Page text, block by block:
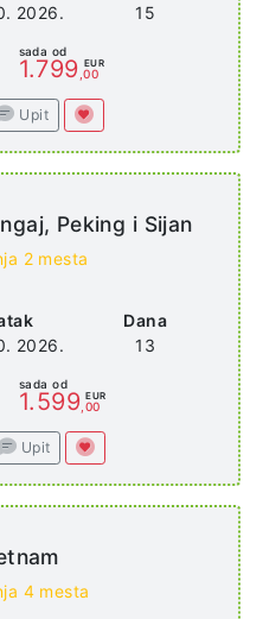
2026.
15
sada od
1.799 EUR
,00
Upit
2026.
Dana
13
Peking i Sijan
2 mesta
sada od
1.599 EUR
,00
Upit
4 mesta